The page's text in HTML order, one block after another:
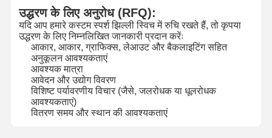
उद्धरण के लिए अनुरोध (RFQ):
यदि आप हमारे कस्टम स्पर्श झिल्ली स्विच में रुचि रखते हैं, तो कृपया
उद्धरण के लिए निम्नलिखित जानकारी प्रदान करेंः
आकार, आकार, ग्राफिक्स, लेआउट और बैकलाइटिंग सहित
अनुकूलन आवश्यकताएं
आवश्यक मात्रा
आवेदन और उद्योग विवरण
विशिष्ट पर्यावरणीय विचार (जैसे, जलरोधक या धूलरोधक
आवश्यकताएं)
वितरण समय और स्थान की आवश्यकताएं